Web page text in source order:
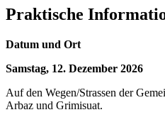
Praktische
Datum und Ort
Samstag, 12. Dezember 2026
Auf den Wegen/Strassen der
Arbaz und Grimisuat.